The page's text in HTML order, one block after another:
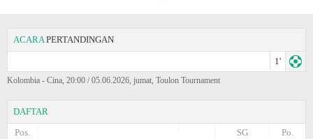
ACARA PERTANDINGAN
1'
Kolombia - Cina, 20:00 / 05.06.2026, jumat, Toulon Tournament
DAFTAR
Pos.
Po.
SG